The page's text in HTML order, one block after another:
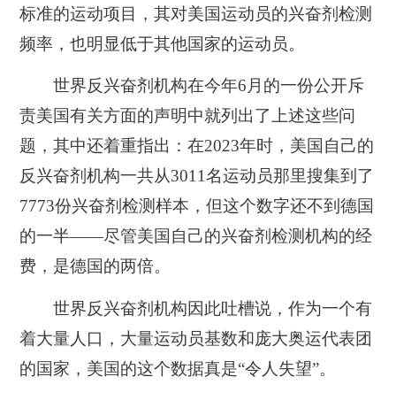
标准的运动项目，其对美国运动员的兴奋剂检测
频率，也明显低于其他国家的运动员。
世界反兴奋剂机构在今年6月的一份公开斥
责美国有关方面的声明中就列出了上述这些问
题，其中还着重指出：在2023年时，美国自己的
反兴奋剂机构一共从3011名运动员那里搜集到了
7773份兴奋剂检测样本，但这个数字还不到德国
的一半——尽管美国自己的兴奋剂检测机构的经
费，是德国的两倍。
世界反兴奋剂机构因此吐槽说，作为一个有
着大量人口，大量运动员基数和庞大奥运代表团
的国家，美国的这个数据真是“令人失望”。